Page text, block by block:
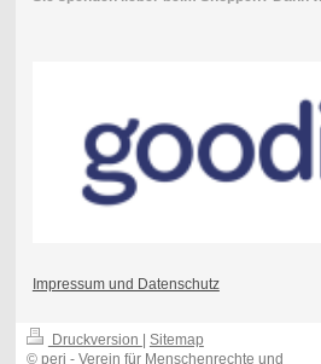
Impressum und Datenschutz
Druckversion | Sitemap
© peri - Verein für Menschenrechte und